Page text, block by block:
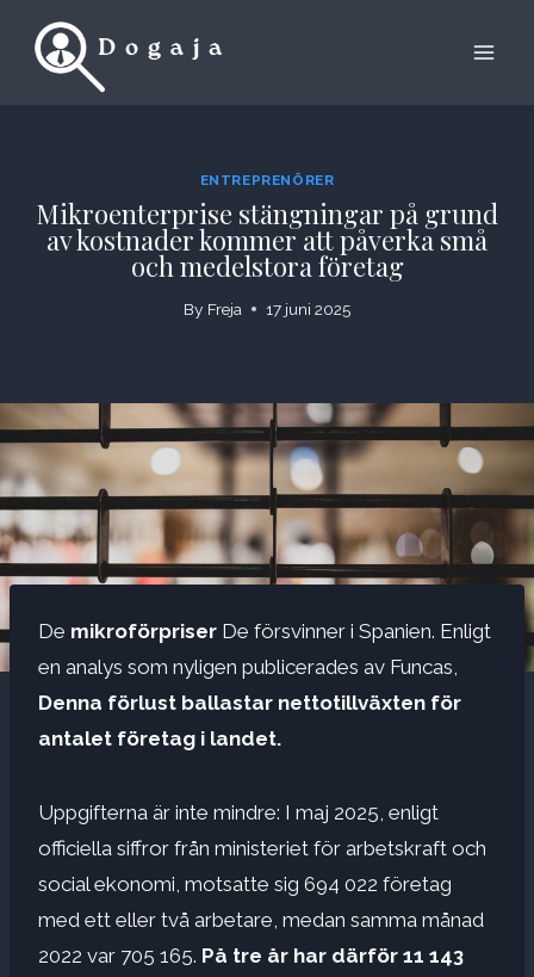
ENTREPRENÖRER
Mikroenterprise stängningar på grund
av kostnader kommer att påverka små
och medelstora företag
By Freja 17 juni 2025
De mikroförpriser De försvinner i Spanien. Enligt
en analys som nyligen publicerades av Funcas,
Denna förlust ballastar nettotillväxten för
antalet företag i landet.
Uppgifterna är inte mindre: I maj 2025, enligt
officiella siffror från ministeriet för arbetskraft och
social ekonomi, motsatte sig 694 022 företag
med ett eller två arbetare, medan samma månad
2022 var 705 165. På tre år har därför 11 143